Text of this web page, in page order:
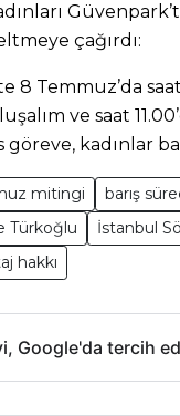
çağırdı:
8 Temmuz’da
ve saat
göreve, kadınlar
mitingi barış
Türkoğlu İstanbul
hakkı
Google'da tercih